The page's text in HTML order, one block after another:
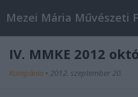
Mezei Mária Művészeti
IV. MMKE 2012
Kompánia • 2012. szeptember 20.